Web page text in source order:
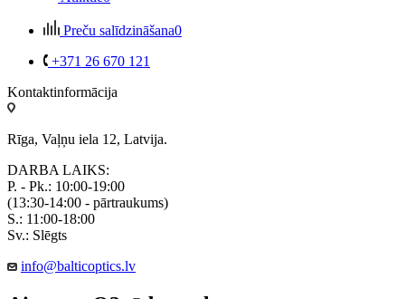
Preču salīdzināšana0
+371 26 670 121
Kontaktinformācija
Rīga, Vaļņu iela 12, Latvija.
DARBA LAIKS:
P. - Pk.: 10:00-19:00
(13:30-14:00 - pārtraukums)
S.: 11:00-18:00
Sv.: Slēgts
info@balticoptics.lv